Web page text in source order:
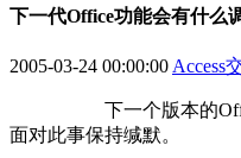
下一代Office功能会有什么
2005-03-24 00:00:00 Access
下一个版本的
面对此事保持缄默。